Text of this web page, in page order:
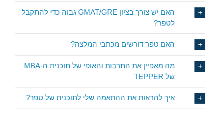
האם יש צורך בציון GMAT/GRE גבוה כדי להתקבל
לטפר?
האם טפר דורשים מכתבי המלצה?
מה מאפיין את התרבות והאופי של תוכנית ה-MBA
של TEPPER
איך להראות את ההתאמה שלי לתוכנית של טפר?